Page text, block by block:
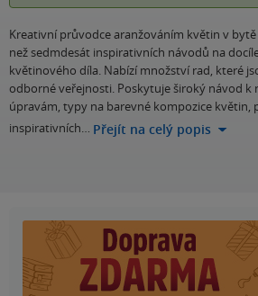
Kreativní průvodce aranžováním květin v
než sedmdesát inspirativních návodů na
květinového díla. Nabízí množství rad, které
odborné veřejnosti. Poskytuje široký návod k
úpravám, typy na barevné kompozice květin,
inspirativních… Přejít na celý popis